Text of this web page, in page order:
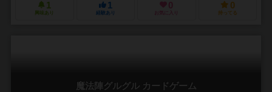
1
興味あり
1
経験あり
0
お気に入り
0
持ってる
魔法陣グルグル カードゲーム